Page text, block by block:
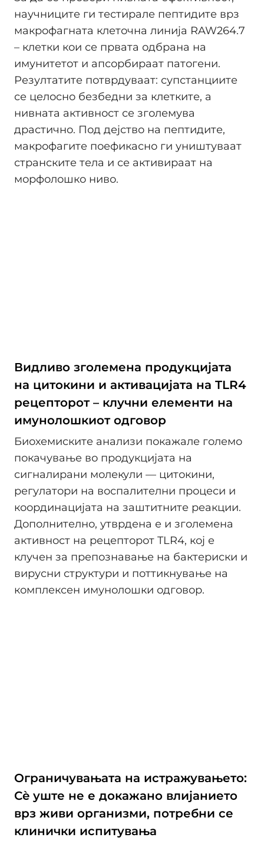
научниците ги тестирале пептидите врз
макрофагната клеточна линија RAW264.7
– клетки кои се првата одбрана на
имунитетот и апсорбираат патогени.
Резултатите потврдуваат: супстанциите
се целосно безбедни за клетките, а
нивната активност се зголемува
драстично. Под дејство на пептидите,
макрофагите поефикасно ги уништуваат
странските тела и се активираат на
морфолошко ниво.
Видливо зголемена продукцијата
на цитокини и активацијата на TLR4
рецепторот – клучни елементи на
имунолошкиот одговор
Биохемиските анализи покажале големо
покачување во продукцијата на
сигналирани молекули — цитокини,
регулатори на воспалителни процеси и
координацијата на заштитните реакции.
Дополнително, утврдена е и зголемена
активност на рецепторот TLR4, кој е
клучен за препознавање на бактериски и
вирусни структури и поттикнување на
комплексен имунолошки одговор.
Ограничувањата на истражувањето:
Сè уште не е докажано влијанието
врз живи организми, потребни се
клинички испитувања